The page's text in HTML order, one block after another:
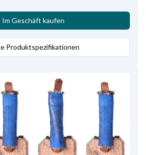
Im Geschäft kaufen
Produktspezifikationen